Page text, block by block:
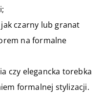
czarny lub granat
na formalne
czy elegancka torebka
formalnej stylizacji.